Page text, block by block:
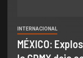
INTERNACIONAL
MÉXICO: